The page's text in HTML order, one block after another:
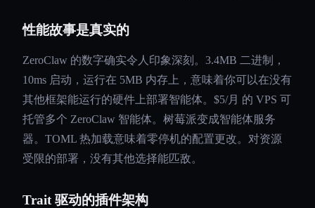
性能故事是真实的
ZeroClaw 的数字确实令人印象深刻。3.4MB 二进制，
10ms 启动，运行在 5MB 内存上，意味着你可以在没有
其他框架能运行的硬件上部署智能体。$5/月 的 VPS 可
托管多个 ZeroClaw 智能体。树莓派变成智能体服务
器。TOML 热加载意味着零停机的配置更改。对资源
受限的部署，没有其他选择能匹敌。
Trait 驱动的插件架构